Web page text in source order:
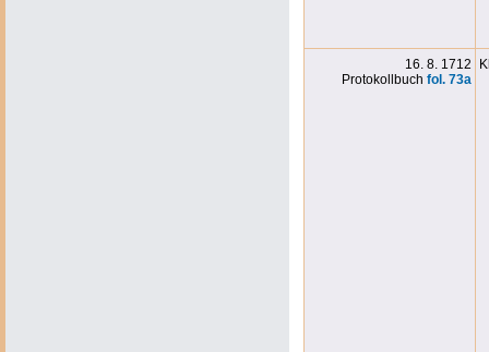
16. 8. 1712
Protokollbuch fol. 73a